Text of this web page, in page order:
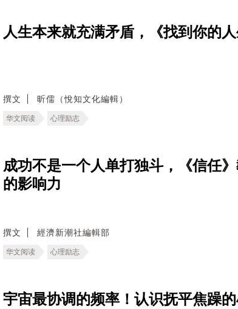
人生本来就充满矛盾，《找到你的
撰文 昕儒（悅知文化編輯）
华文阅读 心理励志
成功不是一个人单打独斗，《信任
的影响力
撰文 經濟新潮社編輯部
华文阅读 心理励志
宇宙最协调的频率！认识抚平焦躁